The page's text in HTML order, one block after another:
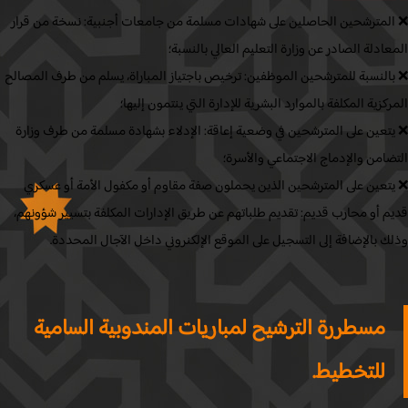
الحاصلين على شهادات مسلمة من جامعات أجنبية: نسخة من قرار
الصادر عن وزارة التعليم العالي بالنسبة؛
للمترشحين الموظفين: ترخيص باجتياز المباراة، يسلم من طرف المصالح
المكلفة بالموارد البشرية للإدارة التي ينتمون إليها؛
على المترشحين في وضعية إعاقة: الإدلاء بشهادة مسلمة من طرف وزارة
والإدماج الاجتماعي والأسرة؛
على المترشحين الذين يحملون صفة مقاوم أو مكفول الأمة أو عسكري
أو محارب قديم: تقديم طلباتهم عن طريق الإدارات المكلفة بتسيير شؤونهم،
بالإضافة إلى التسجيل على الموقع الإلكنروني داخل الآجال المحددة.
مسطررة الترشيح لمباريات المندوبية السامية
للتخطيط.